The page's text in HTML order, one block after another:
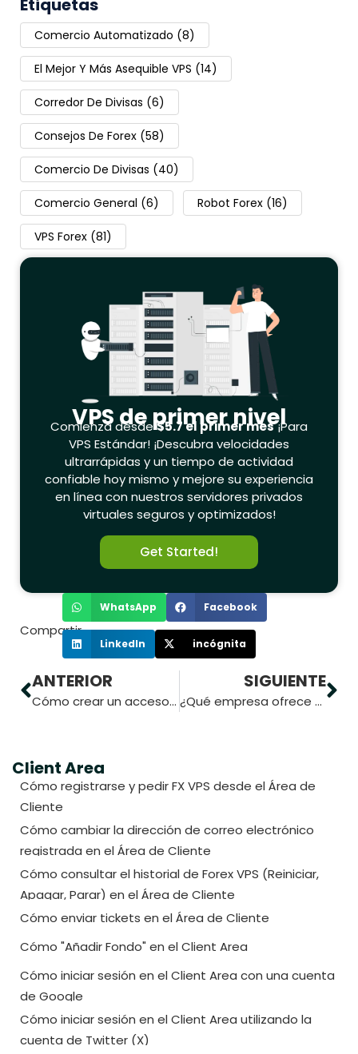
Client Area
Cómo registrarse y pedir FX VPS desde el Área de
Cliente
Cómo cambiar la dirección de correo electrónico
registrada en el Área de Cliente
Cómo consultar el historial de Forex VPS (Reiniciar,
Apagar, Parar) en el Área de Cliente
Cómo enviar tickets en el Área de Cliente
Cómo "Añadir Fondo" en el Client Area
Cómo iniciar sesión en el Client Area con una cuenta
de Google
Cómo iniciar sesión en el Client Area utilizando la
cuenta de Twitter (X)
Etiquetas
Comercio Automatizado (8)
El Mejor Y Más Asequible VPS (14)
Corredor De Divisas (6)
Consejos De Forex (58)
Comercio De Divisas (40)
Comercio General (6) Robot Forex (16)
VPS Forex (81)
VPS de primer nivel
Comienza desde$5.7 el primer mes¡Para
VPS Estándar! ¡Descubra velocidades
ultrarrápidas y un tiempo de actividad
confiable hoy mismo y mejore su experiencia
en línea con nuestros servidores privados
virtuales seguros y optimizados!
Get Started!
Compartir
WhatsApp Facebook
LinkedIn incógnita
ANTERIOR
Cómo crear un acceso directo VPS en el escritorio de Windows
SIGUIENTE
¿Qué empresa ofrece el mejor alojamiento VPS para operar en Forex?